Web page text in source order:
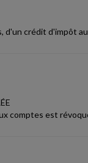
d'un crédit d'impôt
comptes est